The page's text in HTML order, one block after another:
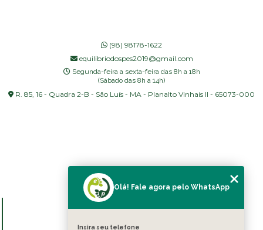
(98) 98178-1622
equilibriodospes2019@gmail.com
Segunda-feira a sexta-feira das 8h a 18h
(Sábado das 8h a 14h)
R. 85, 16 - Quadra 2-B - São Luís - MA - Planalto Vinhais II - 65073-000
Olá! Fale agora pelo WhatsApp
Insira seu telefone